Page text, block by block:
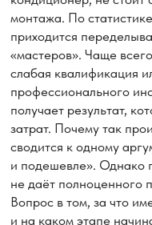
Убедительно просим вас:
в помещении от мебели
с кондиционером!